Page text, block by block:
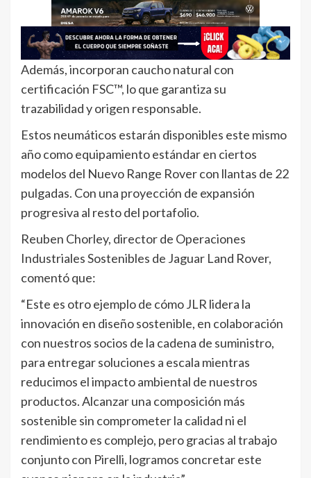
Además, incorporan caucho natural con
certificación FSC™, lo que garantiza su
trazabilidad y origen responsable.
Estos neumáticos estarán disponibles este mismo
año como equipamiento estándar en ciertos
modelos del Nuevo Range Rover con llantas de 22
pulgadas. Con una proyección de expansión
progresiva al resto del portafolio.
Reuben Chorley, director de Operaciones
Industriales Sostenibles de Jaguar Land Rover,
comentó que:
“Este es otro ejemplo de cómo JLR lidera la
innovación en diseño sostenible, en colaboración
con nuestros socios de la cadena de suministro,
para entregar soluciones a escala mientras
reducimos el impacto ambiental de nuestros
productos. Alcanzar una composición más
sostenible sin comprometer la calidad ni el
rendimiento es complejo, pero gracias al trabajo
conjunto con Pirelli, logramos concretar este